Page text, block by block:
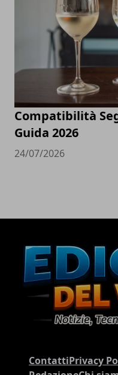
Compatibilità
Guida 2026
24/07/2026
ContattiPrivacy